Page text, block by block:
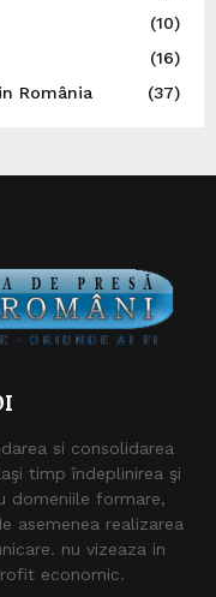
(10)
(16)
România
(37)
si consolidarea
timp îndeplinirea şi
domeniile formare,
asemenea realizarea
nu vizeaza in
economic.